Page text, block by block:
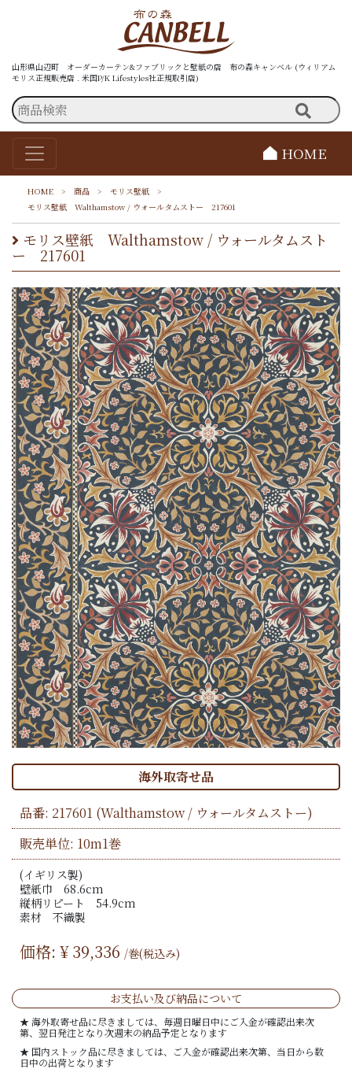
山形県山辺町 オーダーカーテン&ファブリックと壁紙の店 布の森キャンベル (ウィリアム
モリス正規販売店 . 米国P/K Lifestyles社正規取引店)
HOME
HOME > 商品 > モリス壁紙
>
モリス壁紙 Walthamstow / ウォールタムストー 217601
モリス壁紙 Walthamstow / ウォールタムスト
ー 217601
海外取寄せ品
品番: 217601 (Walthamstow / ウォールタムストー)
販売単位: 10m1巻
(イギリス製)
壁紙巾 68.6cm
縦柄リピート 54.9cm
素材 不織製
価格: ¥39,336 /巻(税込み)
お支払い及び納品について
★ 海外取寄せ品に尽きましては、毎週日曜日中にご入金が確認出来次
第、翌日発注となり次週末の納品予定となります
★ 国内ストック品に尽きましては、ご入金が確認出来次第、当日から数
日中の出荷となります